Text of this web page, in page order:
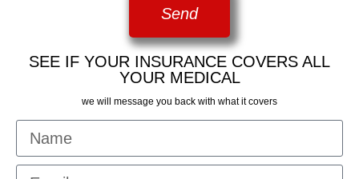
Send
SEE IF YOUR INSURANCE COVERS ALL
YOUR MEDICAL
we will message you back with what it covers